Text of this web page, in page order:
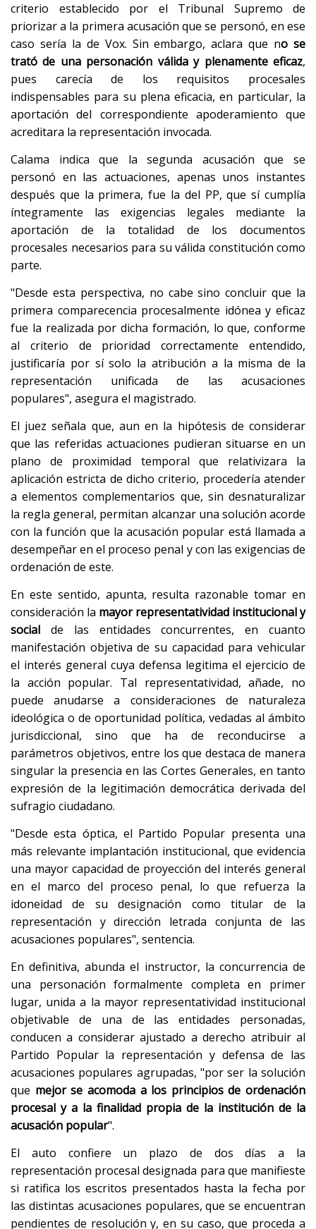
criterio establecido por el Tribunal Supremo de
priorizar a la primera acusación que se personó, en ese
caso sería la de Vox. Sin embargo, aclara que no se
trató de una personación válida y plenamente eficaz,
pues carecía de los requisitos procesales
indispensables para su plena eficacia, en particular, la
aportación del correspondiente apoderamiento que
acreditara la representación invocada.
Calama indica que la segunda acusación que se
personó en las actuaciones, apenas unos instantes
después que la primera, fue la del PP, que sí cumplía
íntegramente las exigencias legales mediante la
aportación de la totalidad de los documentos
procesales necesarios para su válida constitución como
parte.
"Desde esta perspectiva, no cabe sino concluir que la
primera comparecencia procesalmente idónea y eficaz
fue la realizada por dicha formación, lo que, conforme
al criterio de prioridad correctamente entendido,
justificaría por sí solo la atribución a la misma de la
representación unificada de las acusaciones
populares", asegura el magistrado.
El juez señala que, aun en la hipótesis de considerar
que las referidas actuaciones pudieran situarse en un
plano de proximidad temporal que relativizara la
aplicación estricta de dicho criterio, procedería atender
a elementos complementarios que, sin desnaturalizar
la regla general, permitan alcanzar una solución acorde
con la función que la acusación popular está llamada a
desempeñar en el proceso penal y con las exigencias de
ordenación de este.
En este sentido, apunta, resulta razonable tomar en
consideración la mayor representatividad institucional y
social de las entidades concurrentes, en cuanto
manifestación objetiva de su capacidad para vehicular
el interés general cuya defensa legitima el ejercicio de
la acción popular. Tal representatividad, añade, no
puede anudarse a consideraciones de naturaleza
ideológica o de oportunidad política, vedadas al ámbito
jurisdiccional, sino que ha de reconducirse a
parámetros objetivos, entre los que destaca de manera
singular la presencia en las Cortes Generales, en tanto
expresión de la legitimación democrática derivada del
sufragio ciudadano.
"Desde esta óptica, el Partido Popular presenta una
más relevante implantación institucional, que evidencia
una mayor capacidad de proyección del interés general
en el marco del proceso penal, lo que refuerza la
idoneidad de su designación como titular de la
representación y dirección letrada conjunta de las
acusaciones populares", sentencia.
En definitiva, abunda el instructor, la concurrencia de
una personación formalmente completa en primer
lugar, unida a la mayor representatividad institucional
objetivable de una de las entidades personadas,
conducen a considerar ajustado a derecho atribuir al
Partido Popular la representación y defensa de las
acusaciones populares agrupadas, "por ser la solución
que mejor se acomoda a los principios de ordenación
procesal y a la finalidad propia de la institución de la
acusación popular".
El auto confiere un plazo de dos días a la
representación procesal designada para que manifieste
si ratifica los escritos presentados hasta la fecha por
las distintas acusaciones populares, que se encuentran
pendientes de resolución y, en su caso, que proceda a